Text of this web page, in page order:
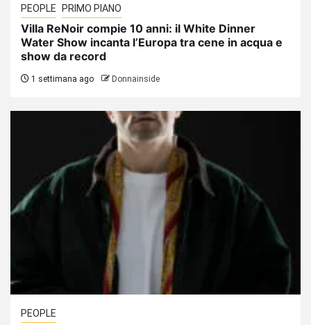
PEOPLE PRIMO PIANO
Villa ReNoir compie 10 anni: il White Dinner
Water Show incanta l’Europa tra cene in acqua e
show da record
1 settimana ago Donnainside
PEOPLE